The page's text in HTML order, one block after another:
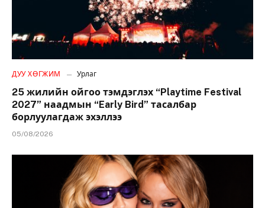
ДУУ ХӨГЖИМ Урлаг
25 жилийн ойгоо тэмдэглэх “Playtime Festival
2027” наадмын “Early Bird” тасалбар
борлуулагдаж эхэллээ
05/08/2026